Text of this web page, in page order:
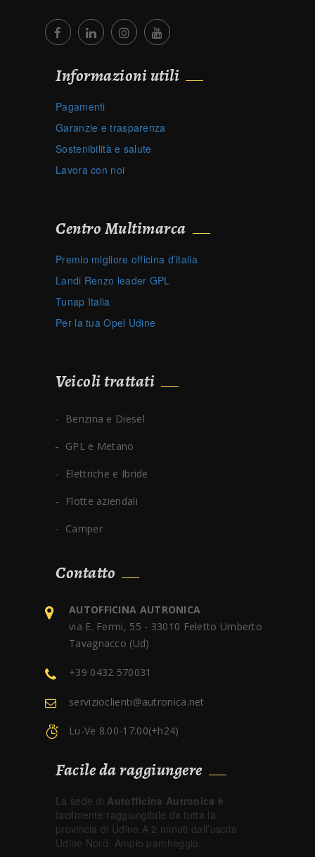
Informazioni utili
Pagamenti
Garanzie e trasparenza
Sostenibilità e salute
Lavora con noi
Centro Multimarca
Premio migliore officina d’italia
Landi Renzo leader GPL
Tunap Italia
Per la tua Opel Udine
Veicoli trattati
Benzina e Diesel
GPL e Metano
Elettriche e Ibride
Flotte aziendali
Camper
Contatto
AUTOFFICINA AUTRONICA
via E. Fermi, 55 - 33010 Feletto Umberto
Tavagnacco (Ud)
+39 0432 570031
servizioclienti@autronica.net
Lu-Ve 8.00-17.00(+h24)
Facile da raggiungere
La sede di Autofficina Autronica è
facilmente raggiungibile da tutta la
provincia di Udine.A 2 minuti dall’uscita
Udine Nord. Ampio parcheggio.